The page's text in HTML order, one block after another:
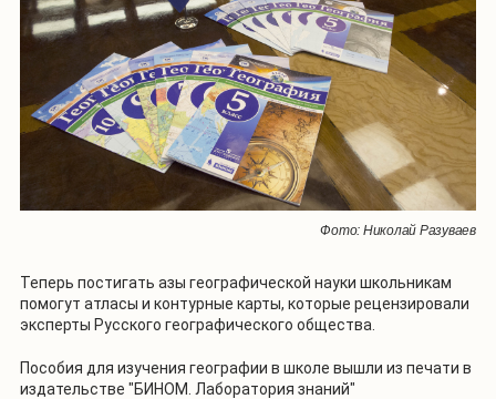
Фото: Николай Разуваев
Теперь постигать азы географической науки школьникам
помогут атласы и контурные карты, которые рецензировали
эксперты Русского географического общества.
Пособия для изучения географии в школе вышли из печати в
издательстве "БИНОМ. Лаборатория знаний"